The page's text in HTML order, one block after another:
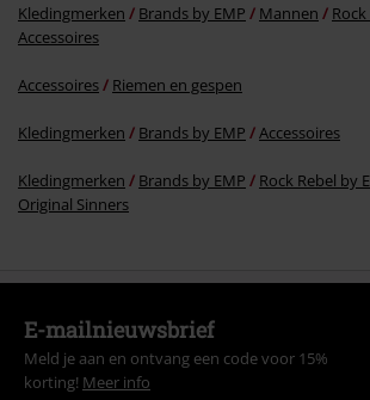
Kledingmerken Brands by EMP Mannen
Accessoires
Accessoires Riemen en gespen
Kledingmerken Brands by EMP Accessoires
Kledingmerken Brands by EMP Rock Rebel by
Original Sinners
E-mailnieuwsbrief
Meld je aan en ontvang een code voor 15%
korting! Meer info